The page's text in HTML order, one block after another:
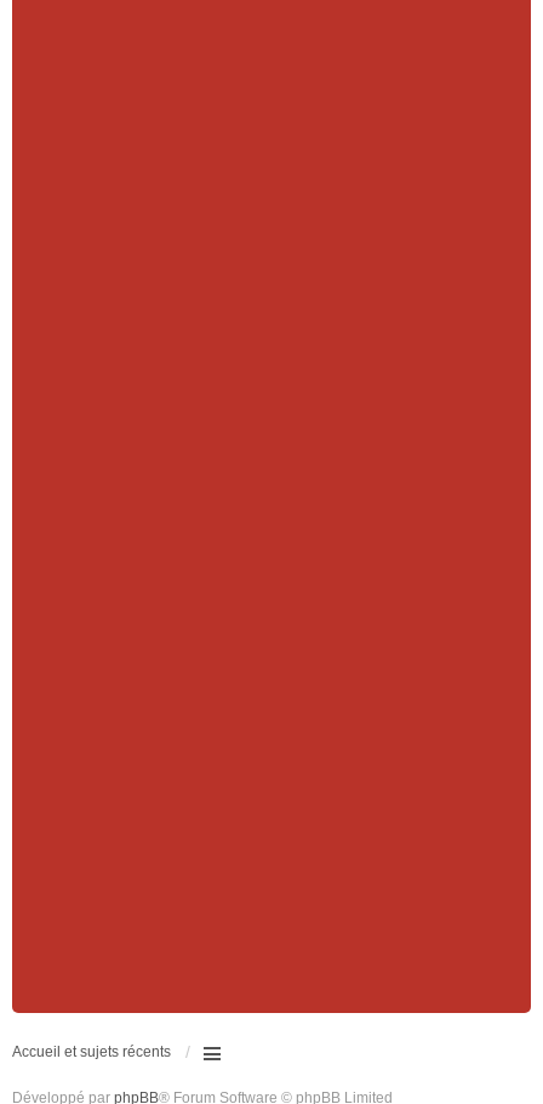
Accueil et sujets récents
Développé par phpBB® Forum Software © phpBB Limited